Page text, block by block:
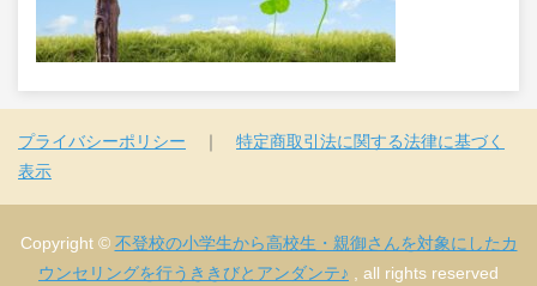
プライバシーポリシー ｜ 特定商取引法に関する法律に基づく
表示
Copyright © 不登校の小学生から高校生・親御さんを対象にしたカ
ウンセリングを行うききびとアンダンテ♪ , all rights reserved